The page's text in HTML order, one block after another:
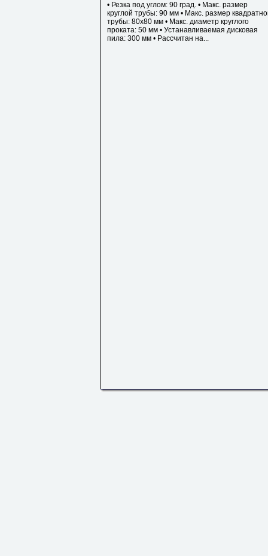
• Резка под углом: 90 град. • Макс. размер
круглой трубы: 90 мм • Макс. размер
трубы: 80х80 мм • Макс. диаметр круглого
проката: 50 мм • Устанавливаемая дисковая
пила: 300 мм • Рассчитан на...